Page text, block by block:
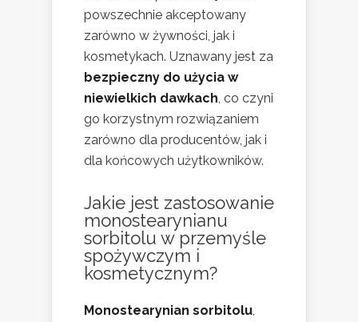
powszechnie akceptowany
zarówno w żywności, jak i
kosmetykach. Uznawany jest za
bezpieczny do użycia w
niewielkich dawkach , co czyni
go korzystnym rozwiązaniem
zarówno dla producentów, jak i
dla końcowych użytkowników.
Jakie jest zastosowanie
monostearynianu
sorbitolu w przemyśle
spożywczym i
kosmetycznym?
Monostearynian sorbitolu